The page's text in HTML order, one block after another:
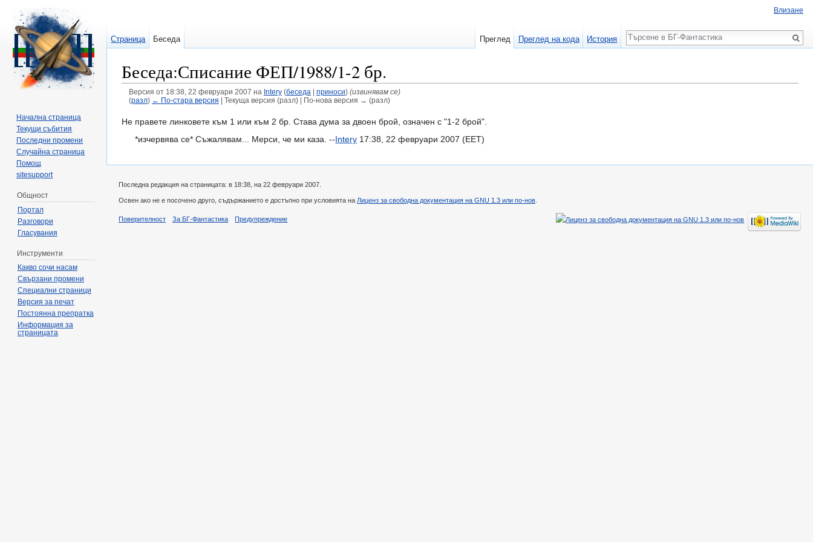
Беседа:Списание ФЕП/1988/1-2 бр.
Версия от 18:38, 22 февруари 2007 на Intery (беседа приноси) (извинявам се)
(разл) ← По-стара версия | Текуща версия (разл) | По-нова версия → (разл)
Не правете линковете към 1 или към 2 бр. Става дума за двоен брой, означен с "1-2 брой".
*изчервява се* Съжалявам... Мерси, че ми каза. --Intery 17:38, 22 февруари 2007 (EET)
Влизане
Страница Беседа Преглед Преглед на кода История
Търсене
Начална страница
Текущи събития
Последни промени
Случайна страница
Помощ
sitesupport
Общност
Портал
Разговори
Гласувания
Инструменти
Какво сочи насам
Свързани промени
Специални страници
Версия за печат
Постоянна препратка
Информация за
страницата
Последна редакция на страницата: в 18:38, на 22 февруари 2007.
Освен ако не е посочено друго, съдържанието е достъпно при условията на Лиценз за свободна документация на GNU 1.3 или по-нов.
Поверителност За БГ-Фантастика Предупреждение